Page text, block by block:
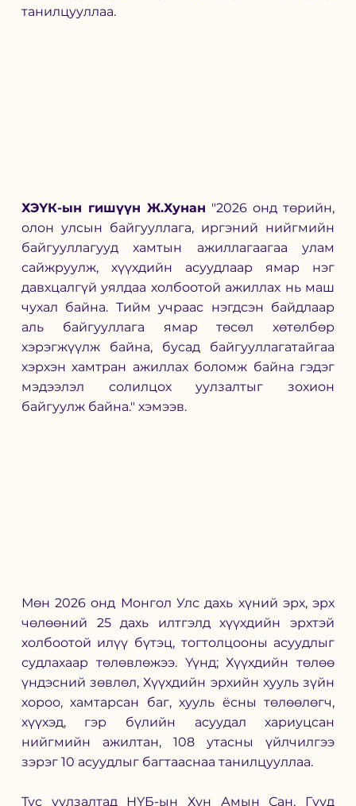
танилцууллаа.
ХЭҮК-ын гишүүн Ж.Хунан "2026 онд төрийн,
олон улсын байгууллага, иргэний нийгмийн
байгууллагууд хамтын ажиллагаагаа улам
сайжруулж, хүүхдийн асуудлаар ямар нэг
давхцалгүй уялдаа холбоотой ажиллах нь маш
чухал байна. Тийм учраас нэгдсэн байдлаар
аль байгууллага ямар төсөл хөтөлбөр
хэрэгжүүлж байна, бусад байгууллагатайгаа
хэрхэн хамтран ажиллах боломж байна гэдэг
мэдээлэл солилцох уулзалтыг зохион
байгуулж байна." хэмээв.
Мөн 2026 онд Монгол Улс дахь хүний эрх, эрх
чөлөөний 25 дахь илтгэлд хүүхдийн эрхтэй
холбоотой илүү бүтэц, тогтолцооны асуудлыг
судлахаар төлөвлөжээ. Үүнд; Хүүхдийн төлөө
үндэсний зөвлөл, Хүүхдийн эрхийн хууль зүйн
хороо, хамтарсан баг, хууль ёсны төлөөлөгч,
хүүхэд, гэр бүлийн асуудал хариуцсан
нийгмийн ажилтан, 108 утасны үйлчилгээ
зэрэг 10 асуудлыг багтааснаа танилцууллаа.
Тус уулзалтад НҮБ-ын Хүн Амын Сан, Гүүд